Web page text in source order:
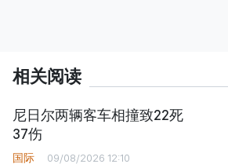
相关阅读
尼日尔两辆客车相撞致22死
37伤
国际 09/08/2026 12:10